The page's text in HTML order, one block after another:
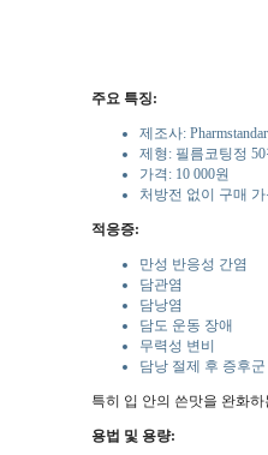
주요 특징:
제조사:
제형: 필름코팅정
가격: 10 000원
처방전 없이 구매
적응증:
만성 반응성 간염
담관염
담낭염
담도 운동 장애
무력성 변비
담낭 절제 후 증후군
특히 입 안의 쓴맛을 완화
용법 및 용량: